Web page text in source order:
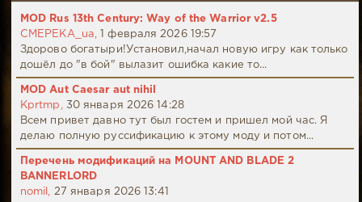
MOD Rus 13th Century: Way of the Warrior v2.5
CMEPEKA_ua,
1 февраля 2026 19:57
Здорово богатыри!Установил,начал новую игру как только
дошёл до "в бой" вылазит ошибка какие то...
MOD Aut Caesar aut nihil
Kprtmp, 30 января 2026 14:28
Всем привет давно тут был гостем и пришел мой час. Я
делаю полную руссификацию к этому моду и потом...
Перечень модификаций на MOUNT AND BLADE 2
BANNERLORD
nomil, 27 января 2026 13:41